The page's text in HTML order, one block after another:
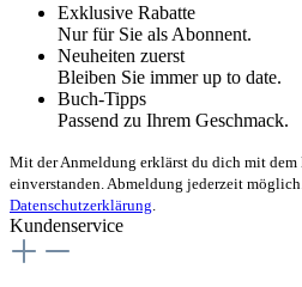
Exklusive Rabatte
Nur für Sie als Abonnent.
Neuheiten zuerst
Bleiben Sie immer up to date.
Buch-Tipps
Passend zu Ihrem Geschmack.
Mit der Anmeldung erklärst du dich mit dem
einverstanden. Abmeldung jederzeit
Datenschutzerklärung
Kundenservice